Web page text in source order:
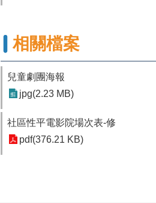
相關檔案
兒童劇團海報
jpg(2.23 MB)
社區性平電影院場次表-修
pdf(376.21 KB)